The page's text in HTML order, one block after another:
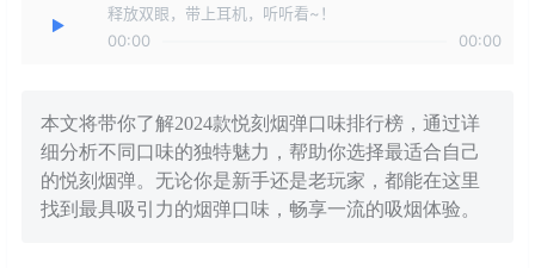
释放双眼，带上耳机，听听看~！
00:00
00:00
本文将带你了解2024款悦刻烟弹口味排行榜，通过详
细分析不同口味的独特魅力，帮助你选择最适合自己
的悦刻烟弹。无论你是新手还是老玩家，都能在这里
找到最具吸引力的烟弹口味，畅享一流的吸烟体验。